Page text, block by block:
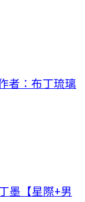
者：布丁琉璃
墨【星際+男